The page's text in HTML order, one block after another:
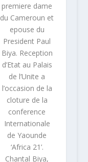
premiere dame
du Cameroun et
epouse du
President Paul
Biya. Reception
d’Etat au Palais
de l’Unite a
l’occasion de la
cloture de la
conference
Internationale
de Yaounde
‘Africa 21’.
Chantal Biya,